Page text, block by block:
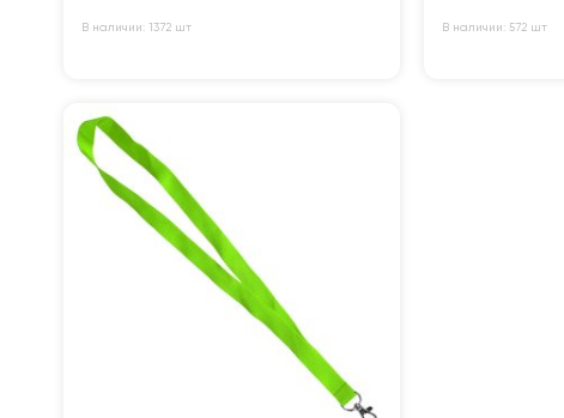
В наличии: 1372 шт В наличии: 572 шт